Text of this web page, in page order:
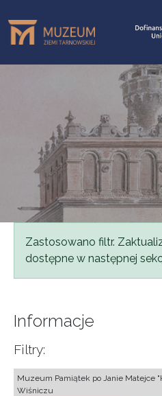
Komunikat
Zastosowano filtr.
dostępne w następnej
Informacje
Filtry:
Muzeum Pamiątek po Janie Matejce
Wiśniczu